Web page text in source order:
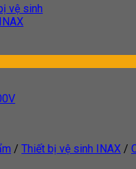
vệ sinh
/ Thiết bị vệ sinh INAX /